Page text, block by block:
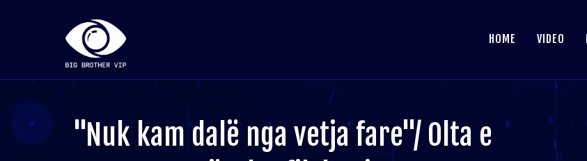
HOME VIDEO
"Nuk kam dalë nga vetja fare"/ Olta e